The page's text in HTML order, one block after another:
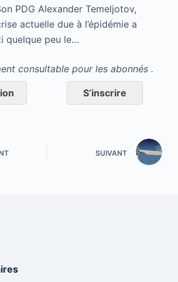
PDG Alexander Temeljotov,
actuelle due à l’épidémie a
quelque peu le…
consultable pour les abonnés .
S’inscrire
SUIVANT